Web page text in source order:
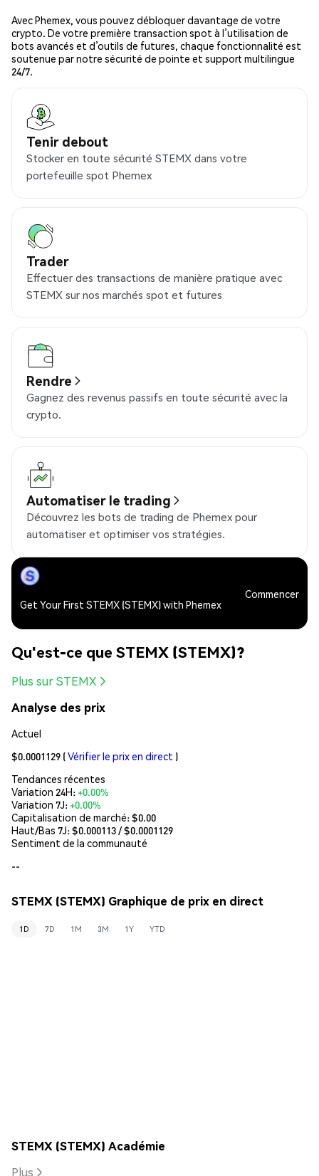
Avec Phemex, vous pouvez débloquer davantage de votre
crypto. De votre première transaction spot à l’utilisation de
bots avancés et d’outils de futures, chaque fonctionnalité est
soutenue par notre sécurité de pointe et support multilingue
24/7.
Tenir debout
Stocker en toute sécurité STEMX dans votre
portefeuille spot Phemex
Trader
Effectuer des transactions de manière pratique avec
STEMX sur nos marchés spot et futures
Rendre
Gagnez des revenus passifs en toute sécurité avec la
crypto.
Automatiser le trading
Découvrez les bots de trading de Phemex pour
automatiser et optimiser vos stratégies.
Get Your First STEMX (STEMX) with Phemex
Commencer
Qu'est-ce que STEMX (STEMX)?
Plus sur STEMX
Analyse des prix
Actuel
$0.0001129 (Vérifier le prix en direct )
Tendances récentes
Variation 24H:+0.00%
Variation 7J:+0.00%
Capitalisation de marché:$0.00
Haut/Bas 7J: $0.000113/ $0.0001129
Sentiment de la communauté
--
STEMX (STEMX) Graphique de prix en direct
1D 7D 1M 3M 1Y YTD
STEMX (STEMX) Académie
Plus